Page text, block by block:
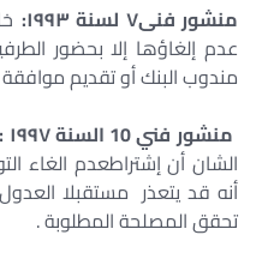
منشور فنی۷ لسنة ۱۹۹۳:
عدم إلغاؤها إلا بحضور
مندوب البنك أو تقديم موافقة
منشور فني 10 السنة ۱۹۹۷ :
الشان أن إشتراطعدم الغاء
أنه قد يتعذر مستقبلا
تحقق المصلحة المطلوبة .